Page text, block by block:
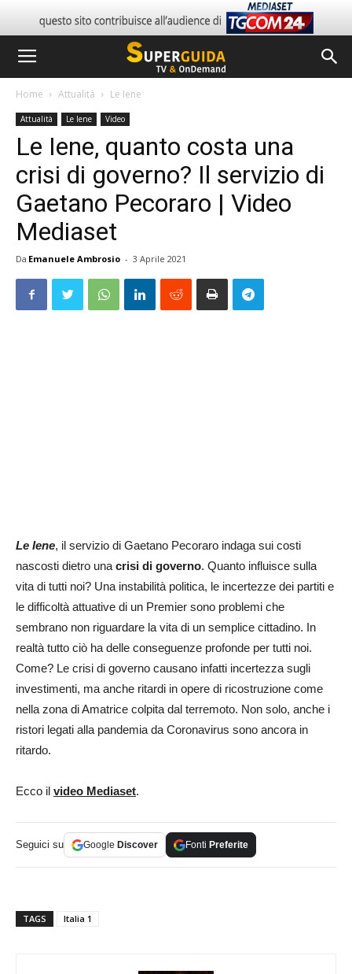
Home Attualità Le Iene
Attualità Le Iene Video
Le Iene, quanto costa una
crisi di governo? Il servizio di
Gaetano Pecoraro | Video
Mediaset
Da Emanuele Ambrosio - 3 Aprile 2021
Le Iene, il servizio di Gaetano Pecoraro indaga sui costi
nascosti dietro unacrisi di governo. Quanto influisce sulla
vita di tutti noi? Una instabilità politica, le incertezze dei partiti e
le difficoltà attuative di un Premier sono problemi che
sembrano non riguardare la vita di un semplice cittadino. In
realtà tutto ciò ha delle conseguenze profonde per tutti noi.
Come? Le crisi di governo causano infatti incertezza sugli
investimenti, ma anche ritardi in opere di ricostruzione come
nella zona di Amatrice colpita dal terremoto. Non solo, anche i
ristori legati alla pandemia da Coronavirus sono ancora in
ritardo.
Ecco il video Mediaset.
Seguici su Google Discover Fonti Preferite
TAGS Italia 1